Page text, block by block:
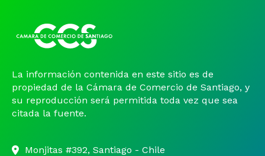
La información contenida en este sitio es de
propiedad de la Cámara de Comercio de Santiago, y
su reproducción será permitida toda vez que sea
citada la fuente.
Monjitas #392, Santiago - Chile